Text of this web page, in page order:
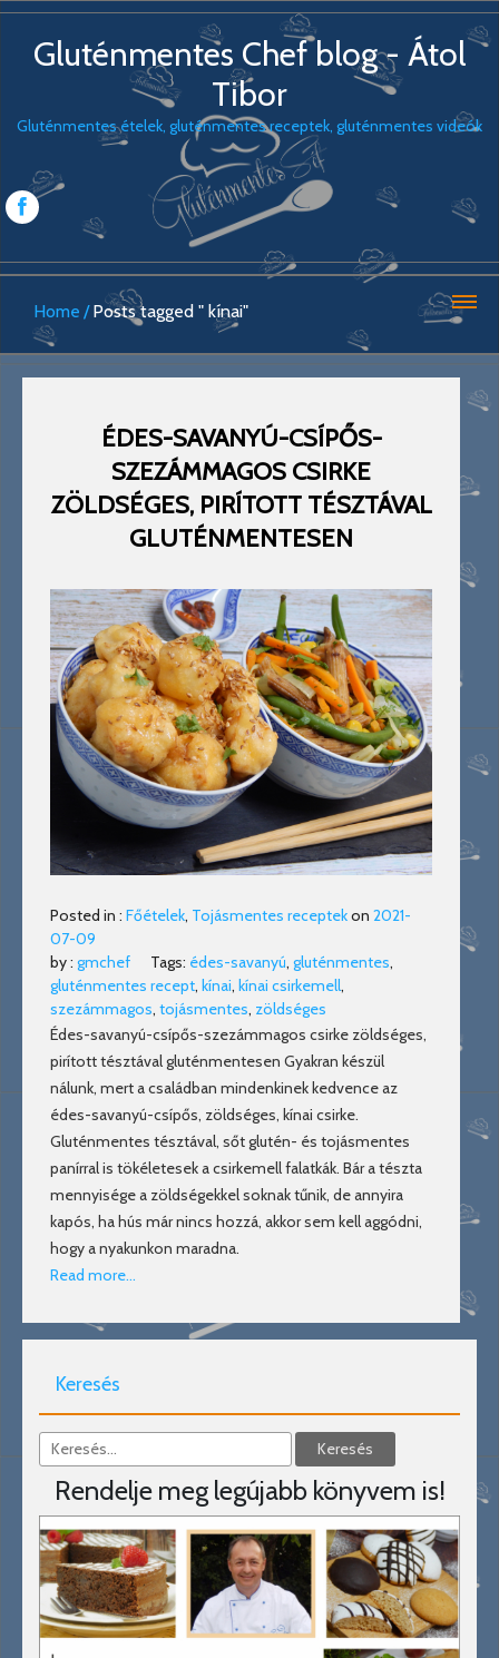
Gluténmentes Chef blog - Átol
Tibor
Gluténmentes ételek, gluténmentes receptek, gluténmentes videók
Home Posts tagged " kínai"
ÉDES-SAVANYÚ-CSÍPŐS-
SZEZÁMMAGOS CSIRKE
ZÖLDSÉGES, PIRÍTOTT TÉSZTÁVAL
GLUTÉNMENTESEN
Posted in : Főételek, Tojásmentes receptekon 2021-
07-09
by : gmchef Tags: édes-savanyú, gluténmentes,
gluténmentes recept, kínai, kínai csirkemell,
szezámmagos, tojásmentes, zöldséges
Édes-savanyú-csípős-szezámmagos csirke zöldséges,
pirított tésztával gluténmentesen Gyakran készül
nálunk, mert a családban mindenkinek kedvence az
édes-savanyú-csípős, zöldséges, kínai csirke.
Gluténmentes tésztával, sőt glutén- és tojásmentes
panírral is tökéletesek a csirkemell falatkák. Bár a tészta
mennyisége a zöldségekkel soknak tűnik, de annyira
kapós, ha hús már nincs hozzá, akkor sem kell aggódni,
hogy a nyakunkon maradna.
Read more…
Keresés
Rendelje meg legújabb könyvem is!